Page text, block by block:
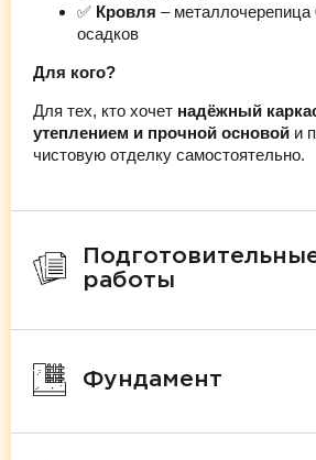
✅ Кровля –
осадков
Для кого?
Для тех, кто хочет надёжный
утеплением и прочной основой и
чистовую отделку самостоятельно.
работы
Фундамент